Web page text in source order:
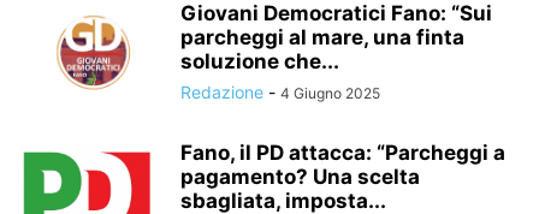
Giovani Democratici Fano: “Sui
parcheggi al mare, una finta
soluzione che...
Redazione - 4 Giugno 2025
Fano, il PD attacca: “Parcheggi a
pagamento? Una scelta
sbagliata, imposta...